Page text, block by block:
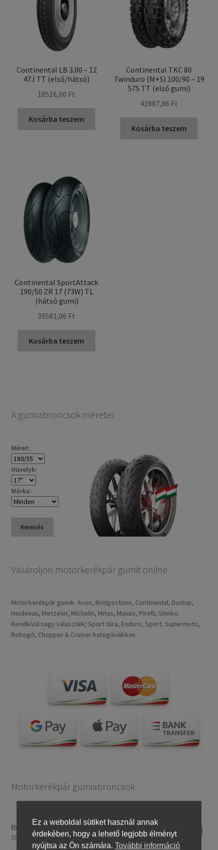
Continental LB 3.00 – 12
47J TT (első/hátsó)
18516,60 Ft
Kosárba teszem
Continental TKC 80
Twinduro (M+S) 100/90 – 19
57S TT (első gumi)
43987,86 Ft
Kosárba teszem
Continental SportAttack
190/50 ZR 17 (73W) TL
(hátsó gumi)
39581,06 Ft
Kosárba teszem
A gumiabroncsok méretei:
Méret:
Hüvelyk:
Márka:
Keresés
Vásároljon motorkerékpár gumit online
Motorkerékpár gumik. Avon, Bridgestone, Continental, Dunlop,
Heidenau, Metzeler, Michelin, Mitas, Maxxis, Pirelli, Shinko.
Rendkívül nagy választék; Sport túra, Enduro, Sport, Supermoto,
Robogó, Chopper & Cruiser kategóriákban.
Motorkerékpár gumiabroncsok
Heidenau 5.00 - 16 76P P29 TT
58243,46 Ft
Ez a weboldal sütiket használ annak
érdekében, hogy a lehető legjobb élményt
nyújtsa az Ön számára. További információ